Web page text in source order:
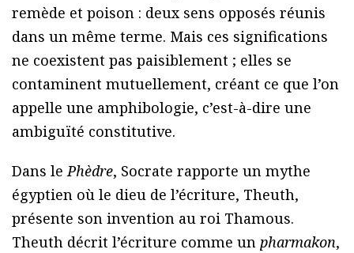
remède et poison : deux sens opposés réunis
dans un même terme. Mais ces significations
ne coexistent pas paisiblement ; elles se
contaminent mutuellement, créant ce que l’on
appelle une amphibologie, c’est-à-dire une
ambiguïté constitutive.
Dans lePhèdre, Socrate rapporte un mythe
égyptien où le dieu de l’écriture, Theuth,
présente son invention au roi Thamous.
Theuth décrit l’écriture comme un pharmakon,